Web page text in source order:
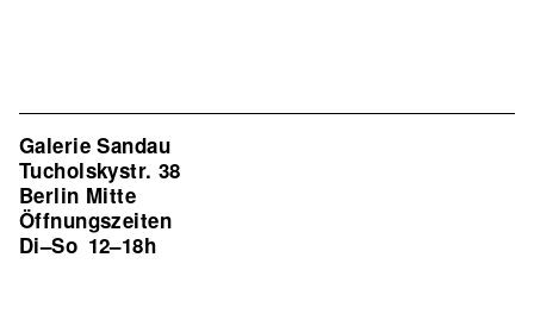
Galerie Sandau
Tucholskystr. 38
Berlin Mitte
Öffnungszeiten
Di–So 12–18h